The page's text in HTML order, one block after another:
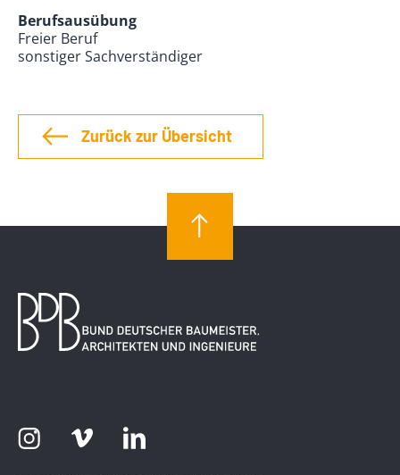
Berufsausübung
Freier Beruf
sonstiger Sachverständiger
Zurück zur Übersicht